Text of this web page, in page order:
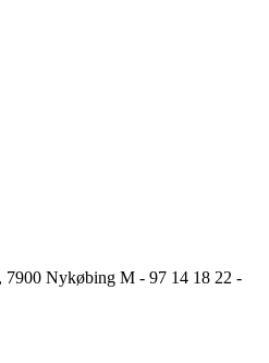
7900 Nykøbing M - 97 14 18 22 -